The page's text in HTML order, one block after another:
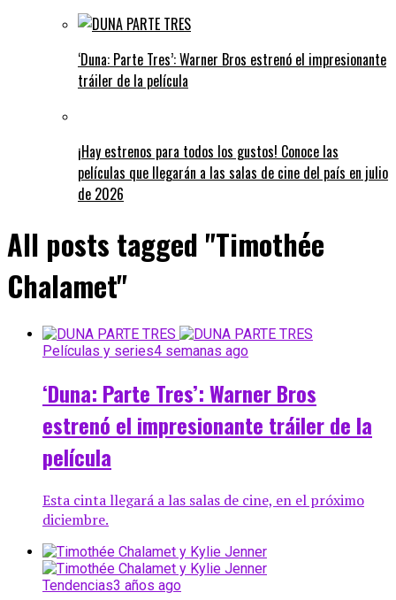
‘Duna: Parte Tres’: Warner Bros estrenó el impresionante
tráiler de la película
¡Hay estrenos para todos los gustos! Conoce las
películas que llegarán a las salas de cine del país en julio
de 2026
All posts tagged "Timothée
Chalamet"
Películas y series4 semanas ago
‘Duna: Parte Tres’: Warner Bros
estrenó el impresionante tráiler de la
película
Esta cinta llegará a las salas de cine, en el próximo
diciembre.
Tendencias3 años ago